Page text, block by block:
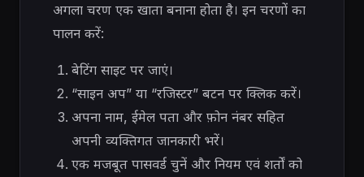
अगला चरण एक खाता बनाना होता है। इन चरणों का
पालन करें:
बेटिंग साइट पर जाएं।
“साइन अप” या “रजिस्टर” बटन पर क्लिक करें।
अपना नाम, ईमेल पता और फ़ोन नंबर सहित
अपनी व्यक्तिगत जानकारी भरें।
एक मजबूत पासवर्ड चुनें और नियम एवं शर्तों को